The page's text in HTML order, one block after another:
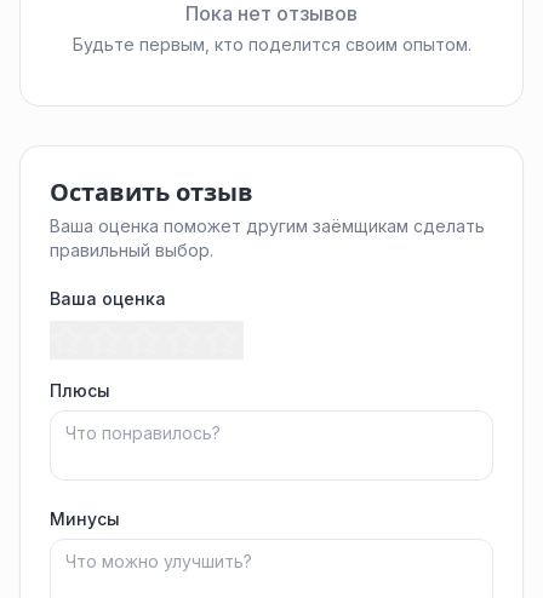
Пока нет отзывов
Будьте первым, кто поделится своим опытом.
Оставить отзыв
Ваша оценка поможет другим заёмщикам сделать
правильный выбор.
Ваша оценка
Плюсы
Минусы